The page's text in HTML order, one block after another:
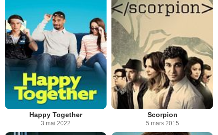
Happy Together
3 mai 2022
Scorpion
5 mars 2015